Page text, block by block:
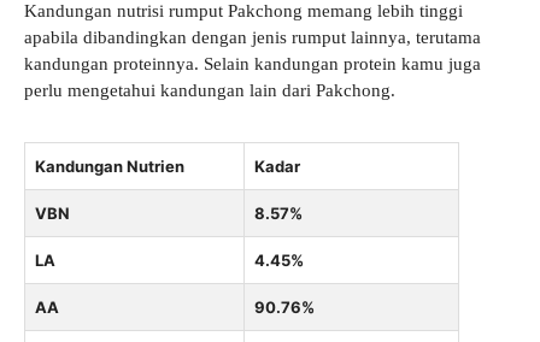
Kandungan nutrisi rumput Pakchong memang lebih tinggi
apabila dibandingkan dengan jenis rumput lainnya, terutama
kandungan proteinnya. Selain kandungan protein kamu juga
perlu mengetahui kandungan lain dari Pakchong.
Kandungan Nutrien Kadar
VBN 8.57%
LA 4.45%
AA 90.76%